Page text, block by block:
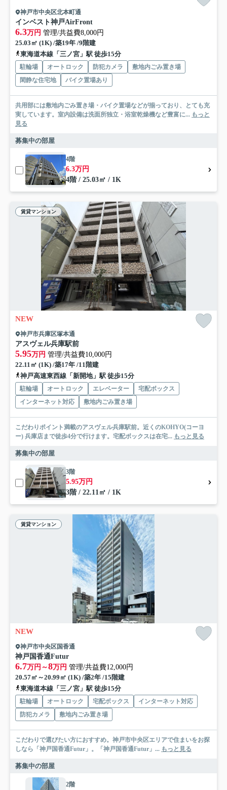
神戸市中央区北本町通
インベスト神戸AirFront
6.3万円 管理/共益費8,000円
25.03㎡ (1K) /築19年 /9階建
東海道本線「三ノ宮」駅 徒歩15分
駐輪場 オートロック 防犯カメラ
敷地内ごみ置き場
閑静な住宅地
バイク置場あり
共用部には敷地内ごみ置き場・バイク置場などが揃っており、とても充
実しています。室内設備は洗面所独立・浴室乾燥機など豊富に... もっと
見る
募集中の部屋
4階
6.3万円
4階 / 25.03㎡ / 1K
賃貸マンション
NEW
神戸市兵庫区塚本通
アスヴェル兵庫駅前
5.95万円 管理/共益費10,000円
22.11㎡ (1K) /築17年 /11階建
神戸高速東西線「新開地」駅 徒歩15分
駐輪場 オートロック エレベーター
宅配ボックス
インターネット対応
敷地内ごみ置き場
こだわりポイント満載のアスヴェル兵庫駅前。近くのKOHYO(コーヨ
ー) 兵庫店まで徒歩4分で行けます。宅配ボックスは在宅... もっと見る
募集中の部屋
3階
5.95万円
3階 / 22.11㎡ / 1K
賃貸マンション
NEW
神戸市中央区国香通
神戸国香通Futur
6.7万円～8万円 管理/共益費12,000円
20.57㎡～20.99㎡ (1K) /築2年 /15階建
東海道本線「三ノ宮」駅 徒歩15分
駐輪場 オートロック 宅配ボックス
インターネット対応
防犯カメラ
敷地内ごみ置き場
こだわりで選びたい方におすすめ。神戸市中央区エリアで住まいをお探
しなら「神戸国香通Futur」。「神戸国香通Futur」... もっと見る
募集中の部屋
2階